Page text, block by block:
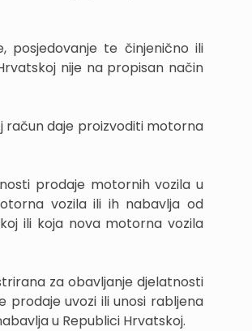
posjedovanje te činjenično ili
nije na propisan način
račun daje proizvoditi motorna
prodaje motornih vozila u
vozila ili ih nabavlja od
ili koja nova motorna vozila
za obavljanje djelatnosti
prodaje uvozi ili unosi rabljena
u Republici Hrvatskoj.